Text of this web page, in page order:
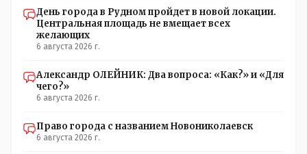
Какие проблемы, почему кто то должен делать что то за
вас- - выдвинете идею, создайте инициативную группу,
напишите ходатайство в гор.маслихат и без истерик -
вперёд. Под лежачий камень- вода не потечёт. Насчёт
они найдутся.
День города в Рудном пройдет в новой локации.
Центральная площадь не вмещает всех
желающих
6 августа 2026 г.
Александр ОЛЕЙНИК: Два вопроса: «Как?» и «Для
чего?»
6 августа 2026 г.
Право города с названием Новониколаевск
6 августа 2026 г.